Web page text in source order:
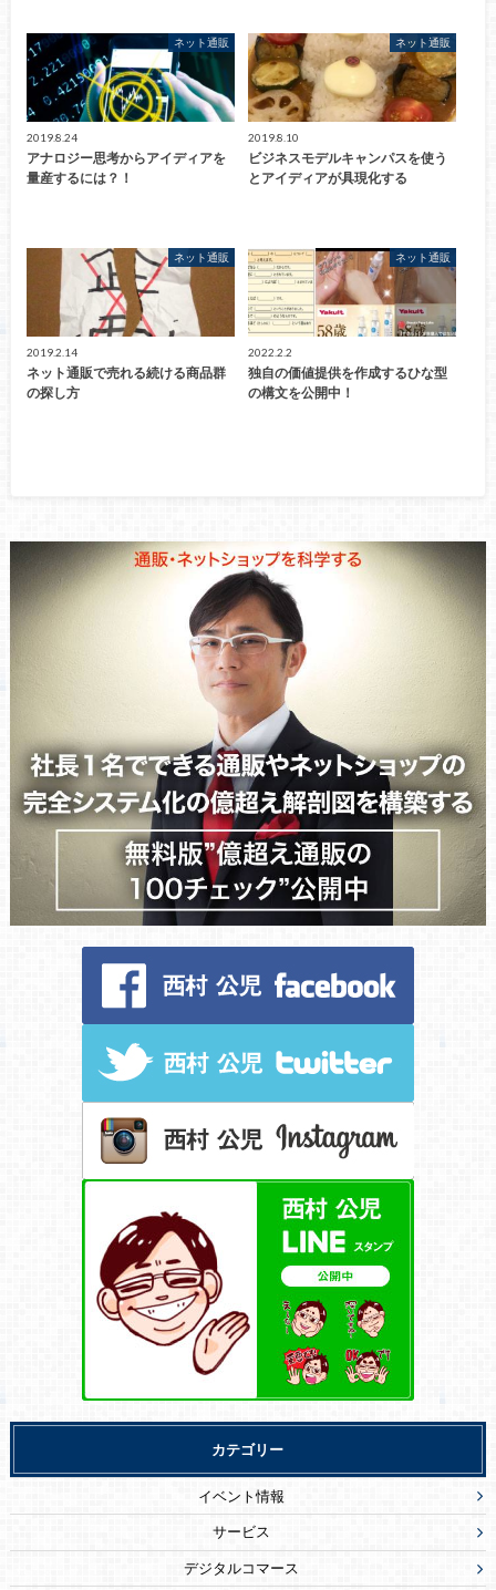
ネット通販
2019.8.24
アナロジー思考からアイディアを
量産するには？！
ネット通販
2019.8.10
ビジネスモデルキャンパスを使う
とアイディアが具現化する
ネット通販
2019.2.14
ネット通販で売れる続ける商品群
の探し方
ネット通販
2022.2.2
独自の価値提供を作成するひな型
の構文を公開中！
カテゴリー
イベント情報
サービス
デジタルコマース